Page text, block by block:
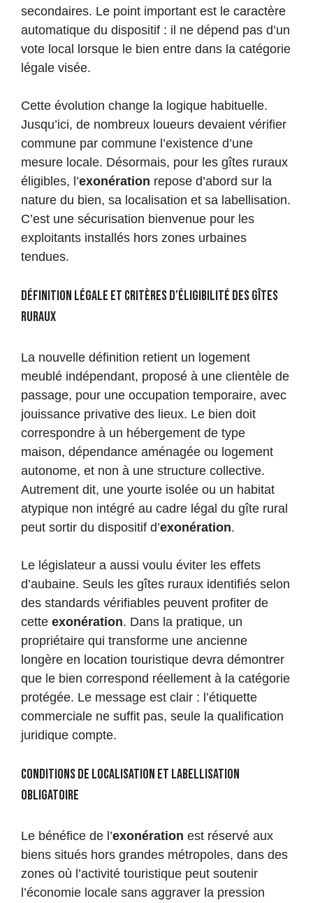
secondaires. Le point important est le caractère
automatique du dispositif : il ne dépend pas d’un
vote local lorsque le bien entre dans la catégorie
légale visée.
Cette évolution change la logique habituelle.
Jusqu’ici, de nombreux loueurs devaient vérifier
commune par commune l’existence d’une
mesure locale. Désormais, pour les gîtes ruraux
éligibles, l’exonération repose d’abord sur la
nature du bien, sa localisation et sa labellisation.
C’est une sécurisation bienvenue pour les
exploitants installés hors zones urbaines
tendues.
Définition légale et critères d’éligibilité des gîtes
ruraux
La nouvelle définition retient un logement
meublé indépendant, proposé à une clientèle de
passage, pour une occupation temporaire, avec
jouissance privative des lieux. Le bien doit
correspondre à un hébergement de type
maison, dépendance aménagée ou logement
autonome, et non à une structure collective.
Autrement dit, une yourte isolée ou un habitat
atypique non intégré au cadre légal du gîte rural
peut sortir du dispositif d’exonération.
Le législateur a aussi voulu éviter les effets
d’aubaine. Seuls les gîtes ruraux identifiés selon
des standards vérifiables peuvent profiter de
cette exonération. Dans la pratique, un
propriétaire qui transforme une ancienne
longère en location touristique devra démontrer
que le bien correspond réellement à la catégorie
protégée. Le message est clair : l’étiquette
commerciale ne suffit pas, seule la qualification
juridique compte.
Conditions de localisation et labellisation
obligatoire
Le bénéfice de l’exonération est réservé aux
biens situés hors grandes métropoles, dans des
zones où l’activité touristique peut soutenir
l’économie locale sans aggraver la pression